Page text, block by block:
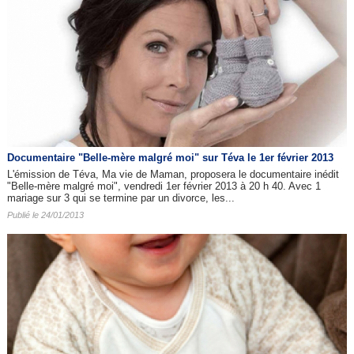
Documentaire "Belle-mère malgré moi" sur Téva le 1er février 2013
L'émission de Téva, Ma vie de Maman, proposera le documentaire inédit
"Belle-mère malgré moi", vendredi 1er février 2013 à 20 h 40. Avec 1
mariage sur 3 qui se termine par un divorce, les...
Publié le 24/01/2013